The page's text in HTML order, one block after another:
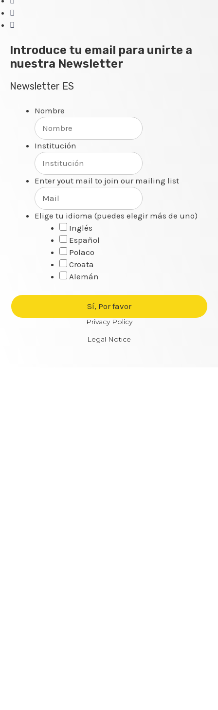
Introduce tu email para unirte a
nuestra Newsletter
Newsletter ES
Nombre
Institución
Enter yout mail to join our mailing list
Elige tu idioma (puedes elegir más de uno)
Inglés
Español
Polaco
Croata
Alemán
Privacy Policy
Legal Notice